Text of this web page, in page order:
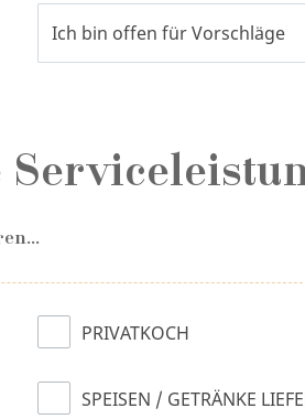
Ich bin offen für Vorschläge
PRIVATKOCH
SPEISEN / GETRÄNKE